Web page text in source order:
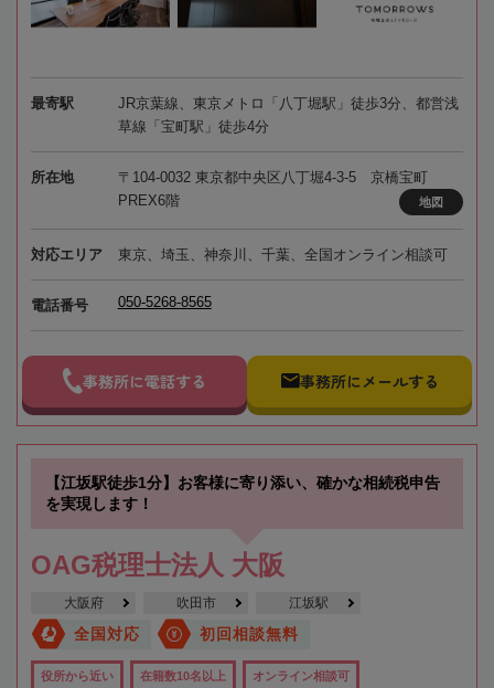
最寄駅
JR京葉線、東京メトロ「八丁堀駅」徒歩3分、都営浅
草線「宝町駅」徒歩4分
所在地
〒104-0032 東京都中央区八丁堀4-3-5 京橋宝町
PREX6階
地図
対応エリア 東京、埼玉、神奈川、千葉、全国オンライン相談可
電話番号 050-5268-8565
事務所に電話する 事務所にメールする
【江坂駅徒歩1分】お客様に寄り添い、確かな相続税申告
を実現します！
OAG税理士法人 大阪
大阪府 吹田市 江坂駅
全国対応 初回相談無料
役所から近い 在籍数10名以上 オンライン相談可